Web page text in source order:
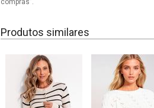
compras".
Produtos similares